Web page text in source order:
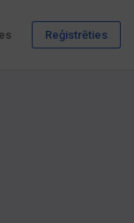
Reģistrēties